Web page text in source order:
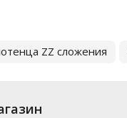
ZZ сложения